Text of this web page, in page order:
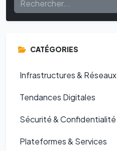
CATÉGORIES
Infrastructures & Réseaux
Tendances Digitales
Sécurité & Confidentialité
Plateformes & Services